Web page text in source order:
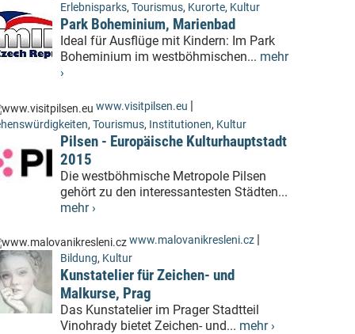
Erlebnisparks, Tourismus, Kurorte, Kultur
Park Boheminium, Marienbad
Ideal für Ausflüge mit Kindern: Im Park
Boheminium im westböhmischen... mehr
›
www.visitpilsen.eu |
, Tourismus, Institutionen, Kultur
Pilsen - Europäische Kulturhauptstadt
2015
Die westböhmische Metropole Pilsen
gehört zu den interessantesten Städten...
mehr ›
www.malovanikresleni.cz |
Bildung, Kultur
Kunstatelier für Zeichen- und
Malkurse, Prag
Das Kunstatelier im Prager Stadtteil
Vinohrady bietet Zeichen- und... mehr ›